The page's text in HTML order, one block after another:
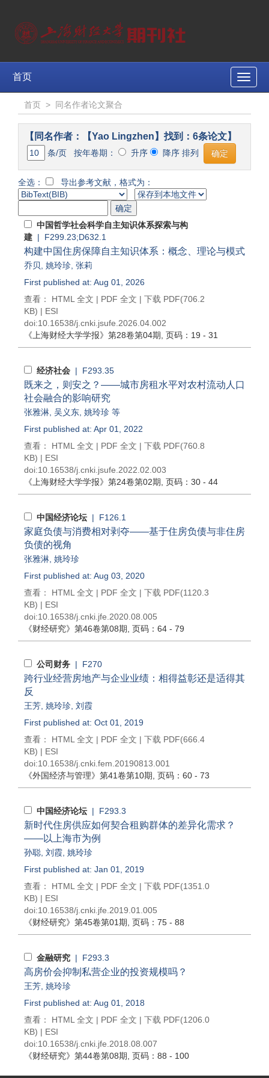
Toggle
首页
首页 > 同名作者论文聚合
【同名作者：【Yao Lingzhen】找到：6条论文】
条/页 按年卷期： 升序 降序 排列
全选： 导出参考文献，格式为：
中国哲学社会科学自主知识体系探索与构
建 | F299.23;D632.1
构建中国住房保障自主知识体系：概念、理论与模式
乔贝 姚玲珍 张莉
First published at: Aug 01, 2026
查看： HTML 全文 | PDF 全文 | 下载 PDF(706.2
KB) | ESI
doi:10.16538/j.cnki.jsufe.2026.04.002
《上海财经大学学报》 第28卷第04期 , 页码：19 - 31
经济社会 | F293.35
既来之，则安之？——城市房租水平对农村流动人口
社会融合的影响研究
张雅淋 吴义东 姚玲珍 等
First published at: Apr 01, 2022
查看： HTML 全文 | PDF 全文 | 下载 PDF(760.8
KB) | ESI
doi:10.16538/j.cnki.jsufe.2022.02.003
《上海财经大学学报》 第24卷第02期 , 页码：30 - 44
中国经济论坛 | F126.1
家庭负债与消费相对剥夺——基于住房负债与非住房
负债的视角
张雅淋 姚玲珍
First published at: Aug 03, 2020
查看： HTML 全文 | PDF 全文 | 下载 PDF(1120.3
KB) | ESI
doi:10.16538/j.cnki.jfe.2020.08.005
《财经研究》 第46卷第08期 , 页码：64 - 79
公司财务 | F270
跨行业经营房地产与企业业绩：相得益彰还是适得其
反
王芳 姚玲珍 刘霞
First published at: Oct 01, 2019
查看： HTML 全文 | PDF 全文 | 下载 PDF(666.4
KB) | ESI
doi:10.16538/j.cnki.fem.20190813.001
《外国经济与管理》 第41卷第10期 , 页码：60 - 73
中国经济论坛 | F293.3
新时代住房供应如何契合租购群体的差异化需求？
——以上海市为例
孙聪 刘霞 姚玲珍
First published at: Jan 01, 2019
查看： HTML 全文 | PDF 全文 | 下载 PDF(1351.0
KB) | ESI
doi:10.16538/j.cnki.jfe.2019.01.005
《财经研究》 第45卷第01期 , 页码：75 - 88
金融研究 | F293.3
高房价会抑制私营企业的投资规模吗？
王芳 姚玲珍
First published at: Aug 01, 2018
查看： HTML 全文 | PDF 全文 | 下载 PDF(1206.0
KB) | ESI
doi:10.16538/j.cnki.jfe.2018.08.007
《财经研究》 第44卷第08期 , 页码：88 - 100